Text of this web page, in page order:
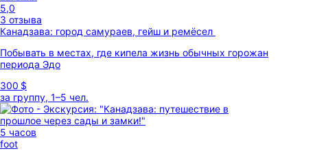
5,0
3 отзыва
Канадзава: город самураев, гейш и ремёсел
Побывать в местах, где кипела жизнь обычных горожан
периода Эдо
300 $
за группу, 1–5 чел.
5 часов
foot